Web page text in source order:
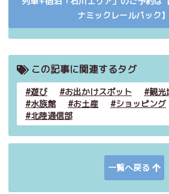
ナミックレールパック
この記事に関連するタグ
遊び お出かけスポット 観光
水族館
お土産 ショッピング
北陸通信部
一覧へ戻る